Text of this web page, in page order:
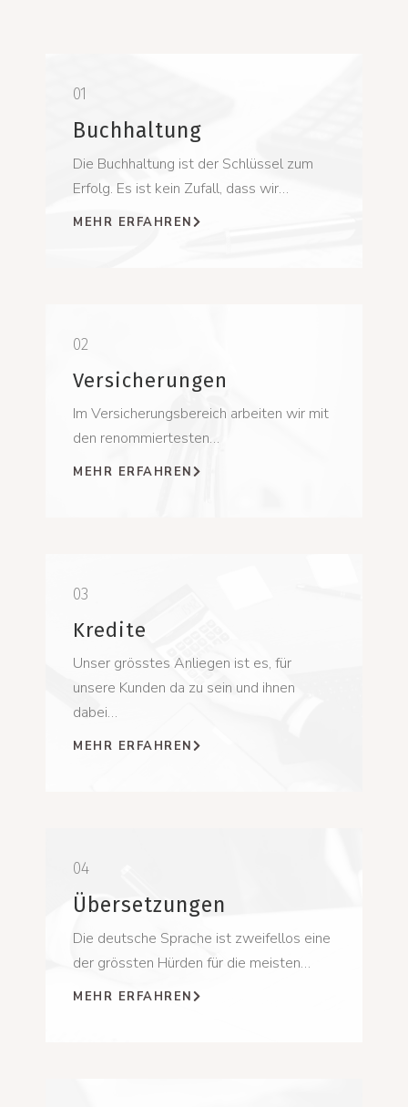
01
Buchhaltung
Die Buchhaltung ist der Schlüssel zum
Erfolg. Es ist kein Zufall, dass wir…
MEHR ERFAHREN
02
Versicherungen
Im Versicherungsbereich arbeiten wir mit
den renommiertesten…
MEHR ERFAHREN
03
Kredite
Unser grösstes Anliegen ist es, für
unsere Kunden da zu sein und ihnen
dabei…
MEHR ERFAHREN
04
Übersetzungen
Die deutsche Sprache ist zweifellos eine
der grössten Hürden für die meisten…
MEHR ERFAHREN